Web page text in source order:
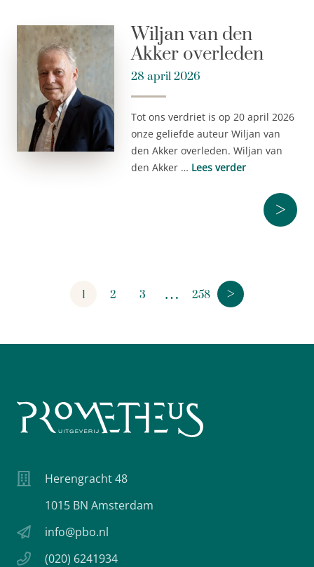
Wiljan van den
Akker overleden
28 april 2026
Tot ons verdriet is op 20 april 2026
onze geliefde auteur Wiljan van
den Akker overleden. Wiljan van
den Akker … Lees verder
>
1 2 3 … 258 >
Herengracht 48
1015 BN Amsterdam
info@pbo.nl
(020) 6241934